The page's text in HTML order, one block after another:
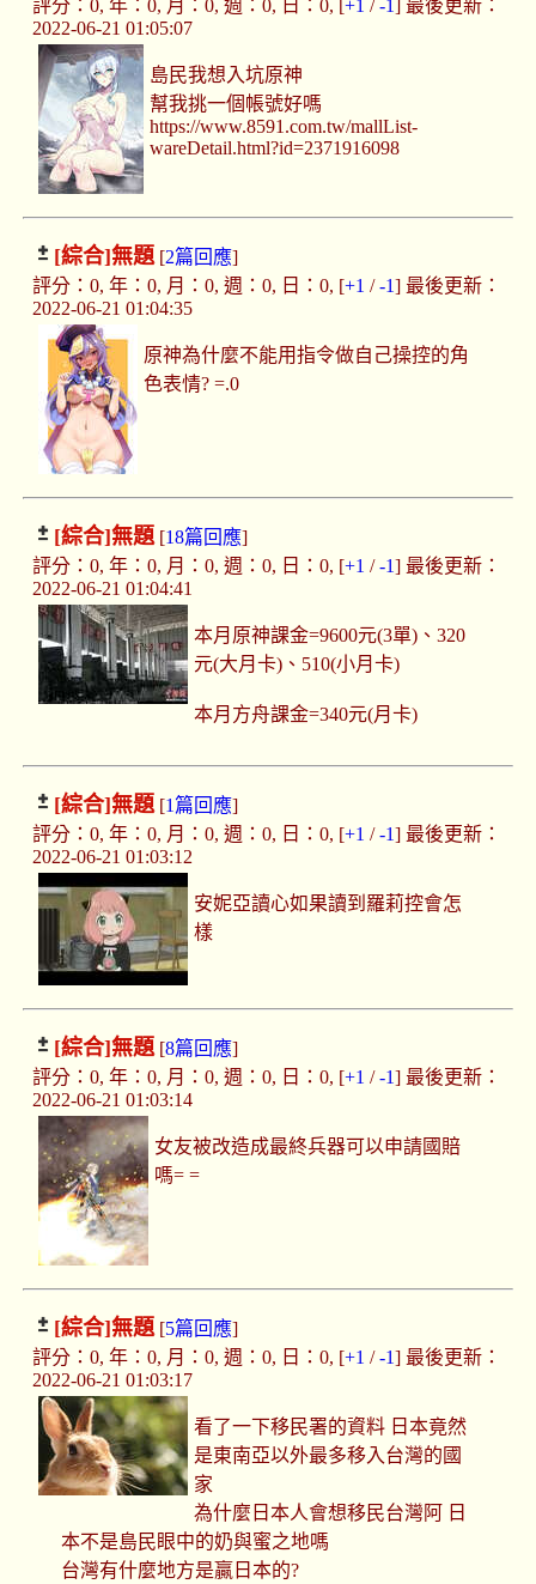
評分：0, 年：0, 月：0, 週：0, 日：0, [ +1 / -1
] 最後更新：
2022-06-21 01:05:07
島民我想入坑原神
幫我挑一個帳號好嗎
https://www.8591.com.tw/mallList-
wareDetail.html?id=2371916098
[綜合]無題[2篇回應]
評分：0, 年：0, 月：0, 週：0, 日：0, [+1 /-1] 最後更新：
2022-06-21 01:04:35
原神為什麼不能用指令做自己操控的角
色表情? =.0
[綜合]無題[18篇回應]
評分：0, 年：0, 月：0, 週：0, 日：0, [+1 /-1] 最後更新：
2022-06-21 01:04:41
本月原神課金=9600元(3單)、320
元(大月卡)、510(小月卡)
本月方舟課金=340元(月卡)
[綜合]無題[1篇回應]
評分：0, 年：0, 月：0, 週：0, 日：0, [+1 /-1] 最後更新：
2022-06-21 01:03:12
安妮亞讀心如果讀到羅莉控會怎
樣
[綜合]無題[8篇回應]
評分：0, 年：0, 月：0, 週：0, 日：0, [+1 /-1] 最後更新：
2022-06-21 01:03:14
女友被改造成最終兵器可以申請國賠
嗎= =
[綜合]無題[5篇回應]
評分：0, 年：0, 月：0, 週：0, 日：0, [+1 /-1] 最後更新：
2022-06-21 01:03:17
看了一下移民署的資料 日本竟然
是東南亞以外最多移入台灣的國
家
為什麼日本人會想移民台灣阿 日
本不是島民眼中的奶與蜜之地嗎
台灣有什麼地方是贏日本的?